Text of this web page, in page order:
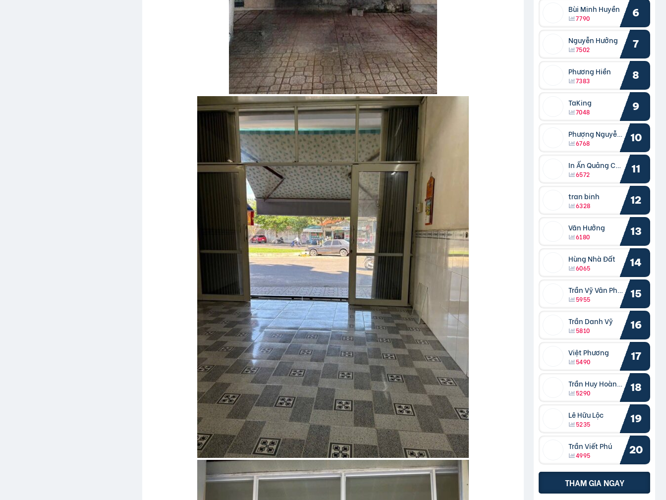
Bùi Minh Huyền
7790 6
Nguyễn Hưởng
7502 7
Phương Hiền
7383 8
TaKing
7048 9
Phượng Nguyễn Phượng
6768 10
In Ấn Quảng Cáo Cần Thơ
6572 11
tran binh
6328 12
Văn Hưởng
6180 13
Hùng Nhà Đất
6065 14
Trần Vỹ Vân Phong
5955 15
Trần Danh Vỹ
5810 16
Việt Phương
5490 17
Trần Huy Hoàng Bắc
5290 18
Lê Hữu Lộc
5235 19
Trần Viết Phú
4995 20
THAM GIA NGAY